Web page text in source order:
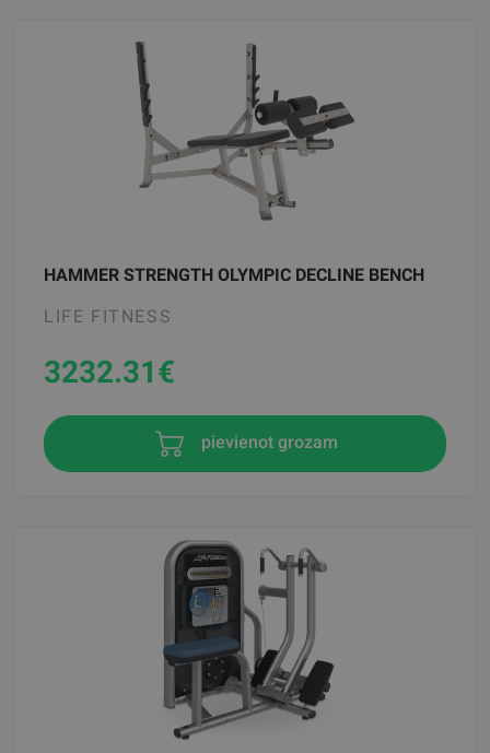
HAMMER STRENGTH OLYMPIC DECLINE BENCH
LIFE FITNESS
3232.31€
pievienot grozam